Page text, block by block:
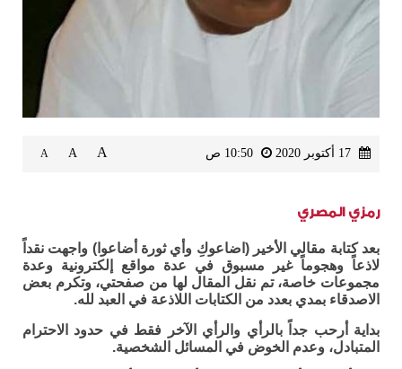
A
A
A
رمزي المصري
بعد كتابة مقالي الأخير (اضاعوكِ وأي ثورة أضاعوا) واجهت نقداً
لاذعاً وهجوماً غير مسبوق في عدة مواقع إلكترونية وعدة
مجموعات خاصة، تم نقل المقال لها من صفحتي، وتكرم بعض
الاصدقاء بمدي بعدد من الكتابات اللاذعة في العبد لله.
بداية أرحب جداً بالرأي والرأي الآخر فقط في حدود الاحترام
المتبادل، وعدم الخوض في المسائل الشخصية.